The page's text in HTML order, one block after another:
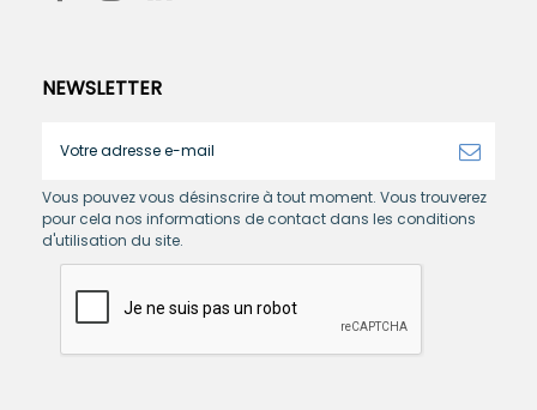
NEWSLETTER
Vous pouvez vous désinscrire à tout moment. Vous trouverez
pour cela nos informations de contact dans les conditions
d'utilisation du site.